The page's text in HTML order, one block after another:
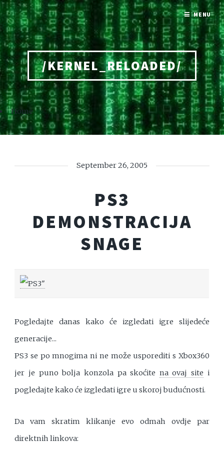
/KERNEL_RELOADED/
Home
September 26, 2005
PS3
DEMONSTRACIJA
SNAGE
Pogledajte danas kako će izgledati igre slijedeće
generacije...
PS3 se po mnogima ni ne može usporediti s Xbox360
jer je puno bolja konzola pa skoćite na ovaj site i
pogledajte kako će izgledati igre u skoroj budućnosti.
Da vam skratim klikanje evo odmah ovdje par
direktnih linkova:
MENU